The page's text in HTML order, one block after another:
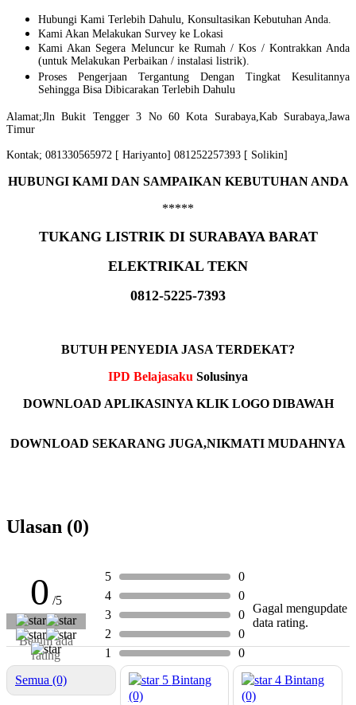
Hubungi Kami Terlebih Dahulu, Konsultasikan Kebutuhan Anda.
Kami Akan Melakukan Survey ke Lokasi
Kami Akan Segera Meluncur ke Rumah / Kos / Kontrakkan Anda
(untuk Melakukan Perbaikan / instalasi listrik).
Proses Pengerjaan Tergantung Dengan Tingkat Kesulitannya
Sehingga Bisa Dibicarakan Terlebih Dahulu
Alamat;Jln Bukit Tengger 3 No 60 Kota Surabaya,Kab Surabaya,Jawa
Timur
Kontak; 081330565972 [ Hariyanto] 081252257393 [ Solikin]
HUBUNGI KAMI DAN SAMPAIKAN KEBUTUHAN ANDA
*****
TUKANG LISTRIK DI SURABAYA BARAT
ELEKTRIKAL TEKN
0812-5225-7393
BUTUH PENYEDIA JASA TERDEKAT?
IPD Belajasaku Solusinya
DOWNLOAD APLIKASINYA KLIK LOGO DIBAWAH
DOWNLOAD SEKARANG JUGA,NIKMATI MUDAHNYA
Ulasan (0)
0 /5
Belum ada
rating
5
0
4
0
3
0
2
0
1
0
Semua (0)
5 Bintang
(0)
4Bintang
(0)
Gagal mengupdate
data rating.